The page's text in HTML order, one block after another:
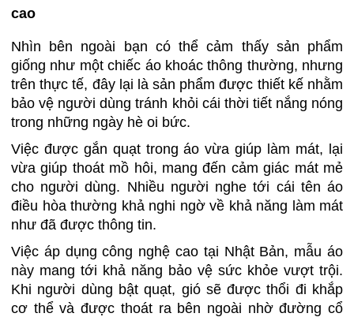
cao
Nhìn bên ngoài bạn có thể cảm thấy sản phẩm
giống như một chiếc áo khoác thông thường, nhưng
trên thực tế, đây lại là sản phẩm được thiết kế nhằm
bảo vệ người dùng tránh khỏi cái thời tiết nắng nóng
trong những ngày hè oi bức.
Việc được gắn quạt trong áo vừa giúp làm mát, lại
vừa giúp thoát mồ hôi, mang đến cảm giác mát mẻ
cho người dùng. Nhiều người nghe tới cái tên áo
điều hòa thường khả nghi ngờ về khả năng làm mát
như đã được thông tin.
Việc áp dụng công nghệ cao tại Nhật Bản, mẫu áo
này mang tới khả năng bảo vệ sức khỏe vượt trội.
Khi người dùng bật quạt, gió sẽ được thổi đi khắp
cơ thể và được thoát ra bên ngoài nhờ đường cổ